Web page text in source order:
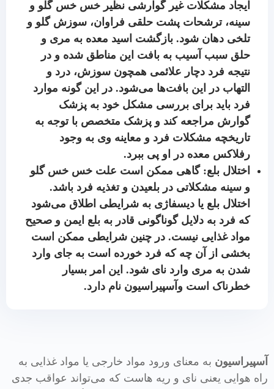
ایجاد مشکلات غیر گوارشی نظیر خس خس گلو و
سینه، ترشحات پشت حلقی فراوان، سوزش گلو و
تلخی دهان شود. بازگشت اسید معده به مری و
حلق سبب آسیب به بافت این مناطق شده و در
نتیجه فرد دچار علائمی همچون سوزش، درد و
التهاب در این بافت‌ها می‌شود. در این گونه موارد
فرد باید برای بررسی مشکل خود به پزشک
گوارش مراجعه کند و پزشک متخصص با توجه به
تاریخچه مشکلات فرد و معاینه وی به وجود
رفلاکس معده در او پی ببرد.
اختلال بلع: گاهی ممکن است علت خس خس گلو
و سینه مشکلاتی در بلعیدن و تغذیه فرد باشد.
اختلال بلع یا دیسفاژی به شرایطی اطلاق می‌شود
که فرد به دلایل گوناگونی قادر به بلع ایمن و صحیح
مواد غذایی نیست. در چنین شرایطی ممکن است
بخشی از آن چه که فرد خورده است به جای وارد
شدن به مری وارد نای شود. این امر بسیار
خطرناک است وآسپیراسیون نام دارد.
آسپیراسیون به معنای ورود مواد خارجی یا مواد غذایی به
راه هوایی یعنی نای و ریه هاست که می‌تواند عواقب جدی